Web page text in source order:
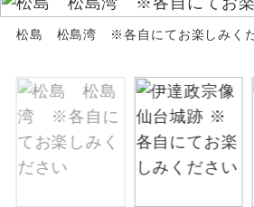
松島 松島湾 ※各自にてお楽しみく
絶景 絶景スポットに
露天風呂
ご宿泊ホテルに
す。
大浴場 ご宿泊ホテルに